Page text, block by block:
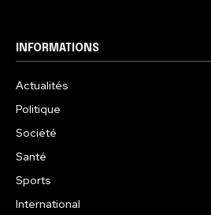
INFORMATIONS
Actualités
Politique
Société
Santé
Sports
International